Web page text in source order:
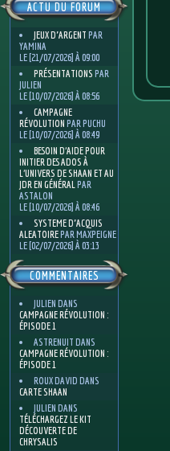
ACTU DU FORUM
JEUX D'ARGENT PAR
YAMINA
LE [21/07/2026] À 09:00
PRÉSENTATIONS PAR
JULIEN
LE [10/07/2026] À 08:56
CAMPAGNE
RÉVOLUTION PAR PUCHU
LE [10/07/2026] À 08:49
BESOIN D’AIDE POUR
INITIER DES ADOS À
L’UNIVERS DE SHAAN ET AU
JDR EN GÉNÉRALPAR
ASTALON
LE [10/07/2026] À 08:46
SYSTEME D'ACQUIS
ALEATOIREPAR MAXPEIGNE
LE [02/07/2026] À 03:13
COMMENTAIRES
JULIEN DANS
CAMPAGNE RÉVOLUTION :
ÉPISODE 1
ASTRENUIT DANS
CAMPAGNE RÉVOLUTION :
ÉPISODE 1
ROUX DAVID DANS
CARTE SHAAN
JULIEN DANS
TÉLÉCHARGEZ LE KIT
DÉCOUVERTE DE
CHRYSALIS